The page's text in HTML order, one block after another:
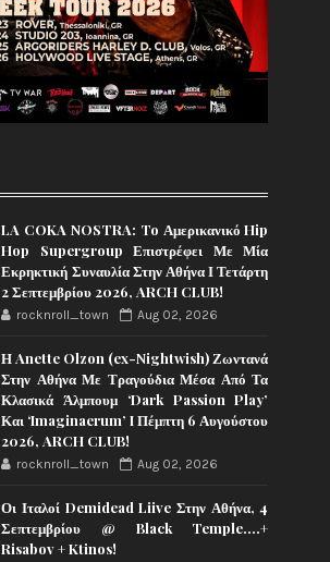
LA COKA NOSTRA: To Αμερικανικό Hip
Hop Supergroup Επιστρέφει Με Μία
Εκρηκτική Συναυλία Στην Αθήνα Ι Τετάρτη
2 Σεπτεμβρίου 2026, ARCH CLUB!
rocknroll_town Aug 02, 2026
Η Anette Olzon (ex-Nightwish) Ζωντανά
Στην Αθήνα Με Τραγούδια Μέσα Από Τα
Κλασικά Άλμπουμ ‘Dark Passion Play’
Και ‘Imaginaerum’ I Πέμπτη 6 Αυγούστου
2026, ARCH CLUB!
rocknroll_town Aug 02, 2026
Οι Ιταλοί Demidead Liive Στην Αθήνα, 4
Σεπτεμβρίου @ Black Temple….+
Risabov + Ktinos!